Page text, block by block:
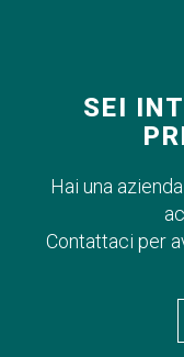
SEI
Hai una
Contattaci per